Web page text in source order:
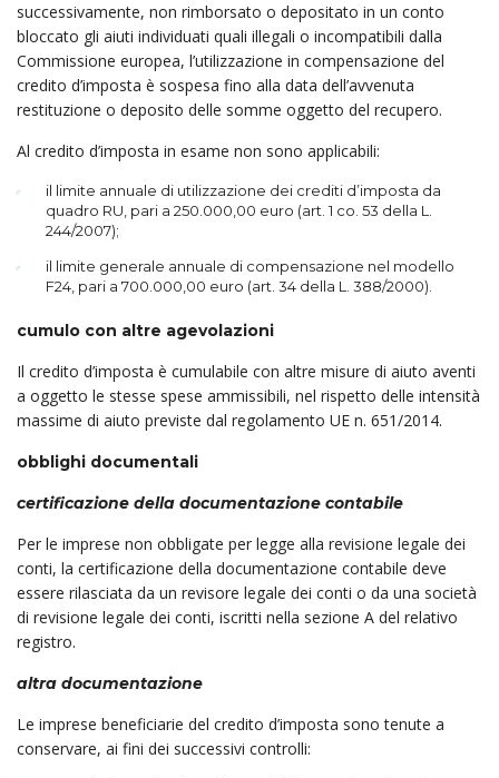
successivamente, non rimborsato o depositato in un conto
bloccato gli aiuti individuati quali illegali o incompatibili dalla
Commissione europea, l’utilizzazione in compensazione del
credito d’imposta è sospesa fino alla data dell’av­ve­nuta
restituzione o deposito delle somme oggetto del recupero.
Al credito d’imposta in esame non sono applicabili:
il limite annuale di utilizzazione dei crediti d’imposta da
quadro RU, pari a 250.000,00 euro (art. 1 co. 53 della L.
244/2007);
il limite generale annuale di compensazione nel modello
F24, pari a 700.000,00 euro (art. 34 della L. 388/2000).
cumulo con altre agevolazioni
Il credito d’imposta è cumulabile con altre misure di aiuto aventi
a oggetto le stesse spese ammis­sibili, nel rispetto delle intensità
massime di aiuto previste dal regolamento UE n. 651/2014.
obblighi documentali
certificazione della documentazione contabile
Per le imprese non obbligate per legge alla revisione legale dei
conti, la certificazione della documen­­tazione contabile deve
essere rilasciata da un revisore legale dei conti o da una società
di revisione legale dei conti, iscritti nella sezione A del relativo
registro.
altra documentazione
Le imprese beneficiarie del credito d’imposta sono tenute a
conservare, ai fini dei successivi con­trolli: